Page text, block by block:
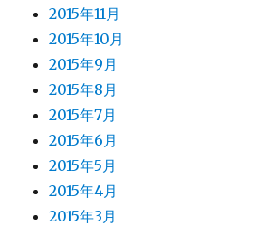
2015年11月
2015年10月
2015年9月
2015年8月
2015年7月
2015年6月
2015年5月
2015年4月
2015年3月